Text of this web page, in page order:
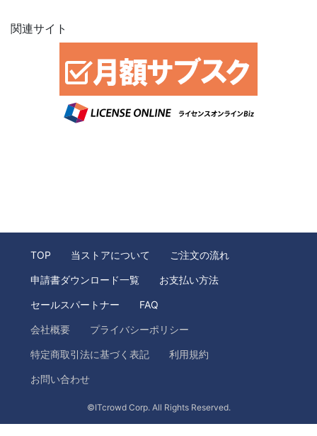
関連サイト
TOP 当ストアについて ご注文の流れ
申請書ダウンロード一覧 お支払い方法
セールスパートナー FAQ
会社概要 プライバシーポリシー
特定商取引法に基づく表記 利用規約
お問い合わせ
©ITcrowd Corp. All Rights Reserved.